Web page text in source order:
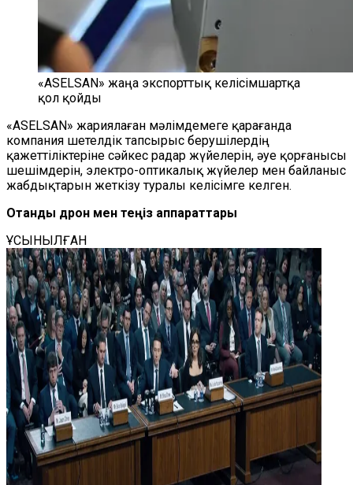
«ASELSAN» жаңа экспорттық келісімшартқа
қол қойды
«ASELSAN» жариялаған мәлімдемеге қарағанда
компания шетелдік тапсырыс берушілердің
қажеттіліктеріне сәйкес радар жүйелерін, әуе қорғанысы
шешімдерін, электро-оптикалық жүйелер мен байланыс
жабдықтарын жеткізу туралы келісімге келген.
Отандық дрон мен теңіз аппараттары
ҰСЫНЫЛҒАН